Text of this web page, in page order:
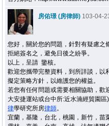
房佑璟 (房律師) 103-04-
您好，關於您的問題，針對有疑慮之
拒絕簽名之，避免日後之紛爭。
以上，呈請 鑒核。
歡迎您攜帶完整資料，到所詳談，以
擬定策略方針，以維護您的權益。
若您有任何問題或需要相關協助，歡
大安捷運站或台中所:近水湳經貿園
律學研究所房律師。
宜蘭，基隆，台北，桃園，新竹，苗